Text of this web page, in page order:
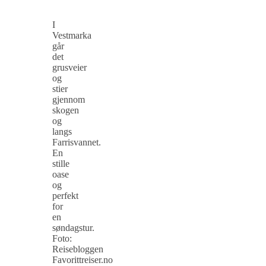
I
Vestmarka
går
det
grusveier
og
stier
gjennom
skogen
og
langs
Farrisvannet.
En
stille
oase
og
perfekt
for
en
søndagstur.
Foto:
Reisebloggen
Favorittreiser.no